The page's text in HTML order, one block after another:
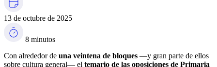
13 de octubre de 2025
8 minutos
Con alrededor de una veintena de bloques —y gran parte de ellos
sobre cultura general— el temario de las oposiciones de Primaria